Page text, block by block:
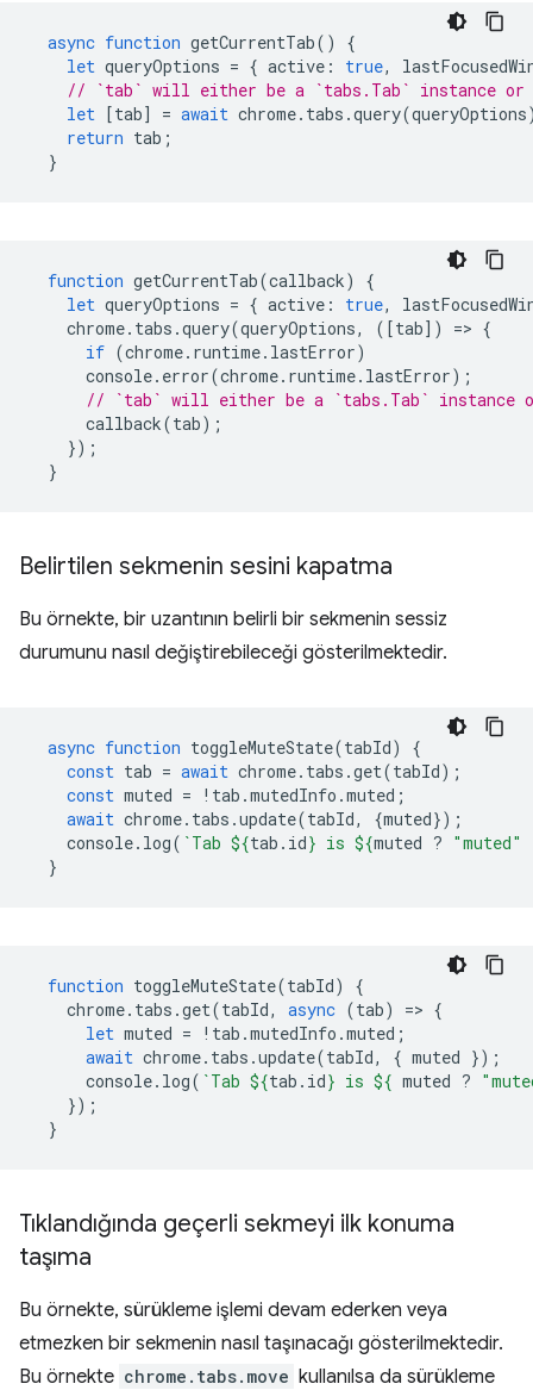
async function getCurrentTab()
{
let queryOptions = { active : true,
// `tab` will either be a `tabs.Tab` instance or
let [tab] = await chrome. tabs .query(queryOptions
return tab ;
}
function getCurrentTab(callback)
{
let queryOptions = { active : true,
chrome. tabs .query(queryOptions, ([tab]) => {
if (chrome. runtime. lastError)
console. error(chrome. runtime. lastError);
// `tab` will either be a `tabs.Tab` instance
callback(tab);
});
}
Belirtilen sekmenin sesini kapatma
Bu örnekte, bir uzantının belirli bir sekmenin sessiz
durumunu nasıl değiştirebileceği gösterilmektedir.
async function toggleMuteState(tabId)
{
const tab = await chrome. tabs .get(tabId);
const muted = ! tab .mutedInfo .muted ;
await chrome. tabs .update(tabId, {muted});
console. log( `Tab ${tab . id} is ${muted ? "muted"
}
function toggleMuteState(tabId)
{
chrome. tabs .get(tabId, async (tab) => {
let muted = ! tab .mutedInfo .muted ;
await chrome. tabs .update(tabId, { muted });
console. log( `Tab ${tab . id} is ${ muted ?
});
}
Tıklandığında geçerli sekmeyi ilk konuma
taşıma
Bu örnekte, sürükleme işlemi devam ederken veya
etmezken bir sekmenin nasıl taşınacağı gösterilmektedir.
Bu örnekte chrome.tabs.move kullanılsa da sürükleme